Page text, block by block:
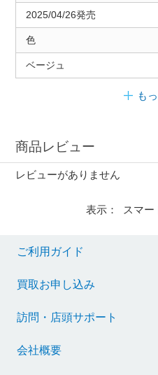
2025/04/26発売
色
ベージュ
も
商品レビュー
レビューがありません
表示： スマー
ご利用ガイド
買取お申し込み
訪問・店頭サポート
会社概要